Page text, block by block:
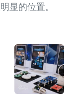
显的位置。